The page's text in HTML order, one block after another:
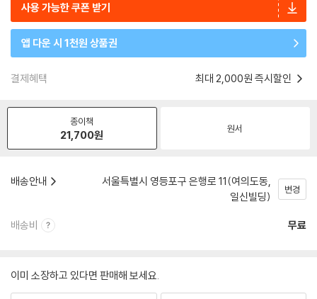
사용 가능한 쿠폰 받기
앱 다운 시 1천원 상품권
결제혜택 최대 2,000원 즉시할인
종이책
21,700원 원서
배송안내
서울특별시 영등포구 은행로 11(여의도동,
일신빌딩)
변경
배송비 무료
이미 소장하고 있다면 판매해 보세요.